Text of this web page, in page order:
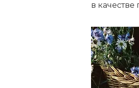
в качестве